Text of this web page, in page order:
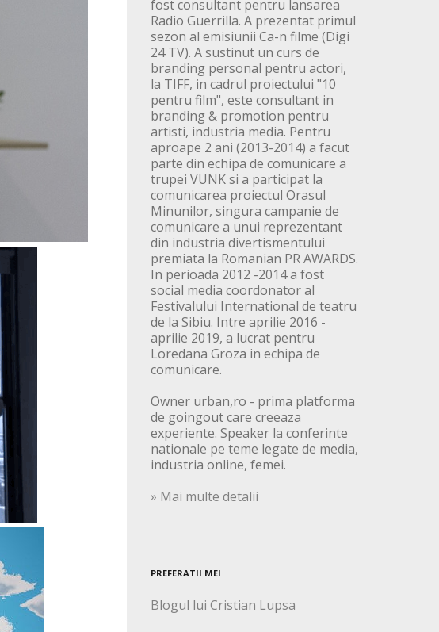
fost consultant pentru lansarea
Radio Guerrilla. A prezentat primul
sezon al emisiunii Ca-n filme (Digi
24 TV). A sustinut un curs de
branding personal pentru actori,
la TIFF, in cadrul proiectului "10
pentru film", este consultant in
branding & promotion pentru
artisti, industria media. Pentru
aproape 2 ani (2013-2014) a facut
parte din echipa de comunicare a
trupei VUNK si a participat la
comunicarea proiectul Orasul
Minunilor, singura campanie de
comunicare a unui reprezentant
din industria divertismentului
premiata la Romanian PR AWARDS.
In perioada 2012 -2014 a fost
social media coordonator al
Festivalului International de teatru
de la Sibiu. Intre aprilie 2016 -
aprilie 2019, a lucrat pentru
Loredana Groza in echipa de
comunicare.
Owner urban,ro - prima platforma
de goingout care creeaza
experiente. Speaker la conferinte
nationale pe teme legate de media,
industria online, femei.
» Mai multe detalii
PREFERATII MEI
Blogul lui Cristian Lupsa